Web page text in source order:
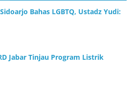
Bahas LGBTQ, Ustadz Yudi:
Jabar Tinjau Program Listrik